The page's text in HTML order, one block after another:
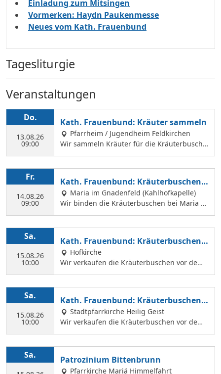
Einladung zum Mitsingen
Vormerken: Haydn Paukenmesse
Neues vom Kath. Frauenbund
Tagesliturgie
Veranstaltungen
Do.
13.08.26
09:00
Kath. Frauenbund: Kräuter sammeln
Pfarrheim / Jugendheim Feldkirchen
Wir sammeln Kräuter für die Kräuterbusche
n, die wir am 14. August binden und an Mar
Margit Ettig am Jugendheim Feldkirchen.
Fr.
14.08.26
09:00
Kath. Frauenbund: Kräuterbuschen b
inden
Maria im Gnadenfeld (Kahlhofkapelle)
Wir binden die Kräuterbuschen bei Maria a
m Kahlhof. Wir brauchen viele Helferinnen z
der Hl. Geist Kirche Kräuterbuschen verkauf
en können.
Sa.
15.08.26
10:00
Kath. Frauenbund: Kräuterbuschen V
erkauf
Hofkirche
Wir verkaufen die Kräuterbuschen vor dem
Festgottesdienst in der Hofkirche.
Sa.
15.08.26
10:00
Kath. Frauenbund: Kräuterbuschen V
erkauf
Stadtpfarrkirche Heilig Geist
Wir verkaufen die Kräuterbuschen vor dem
Festgottesdienst in der Hl. Geist Kirche.
Sa. Patrozinium Bittenbrunn
Pfarrkirche Mariä Himmelfahrt